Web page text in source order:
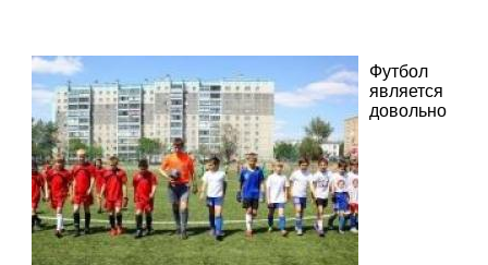
Футбол
является
довольно